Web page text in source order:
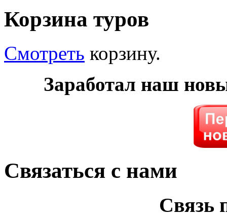
Корзина туров
Смотреть корзину.
Заработал наш
Связаться с нами
Связь